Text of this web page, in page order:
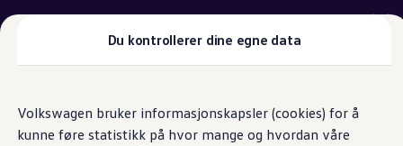
Du kontrollerer dine egne data
Volkswagen bruker informasjonskapsler (cookies) for å
kunne føre statistikk på hvor mange og hvordan våre
hovedinnhold
til
footer
Merk: Gjelder kun lagerbiler. Priser er gjeldende for
2026-modeller. Med forbehold om feil, avvik eller
Tilbehør
Sammenlign modeller
Blackstyle